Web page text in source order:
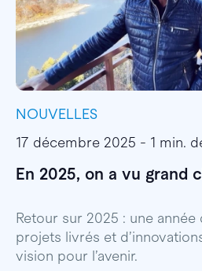
NOUVELLES
17 décembre 2025 - 1 min.
En 2025, on a vu grand
Retour sur 2025 : une
projets livrés et
vision pour l’avenir.